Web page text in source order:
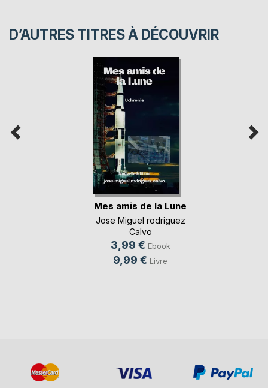
D’AUTRES TITRES À DÉCOUVRIR
Mes amis de la Lune
Jose Miguel rodriguez
Calvo
3,99 € Ebook
9,99 € Livre